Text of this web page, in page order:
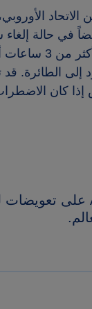
في حالة
لرحلاتك أو
الطائرة. قد
كان